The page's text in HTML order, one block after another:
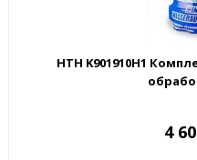
HTH K901910H1
4